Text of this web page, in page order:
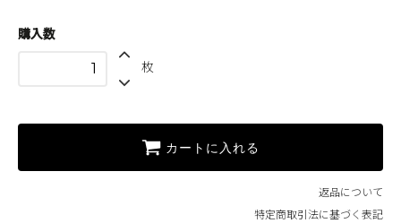
購入数
枚
カートに入れる
返品について
特定商取引法に基づく表記